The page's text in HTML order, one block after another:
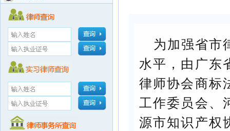
为加强省市
水平，由广东
律师协会商标
工作委员会、
源市知识产权